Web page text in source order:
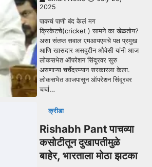
2025
पाकचं पाणी बंद केलं मग
क्रिकेटचे(cricket ) सामने का खेळतोय?
असा संतप्त सवाल एमआयएमचे पक्ष प्रमुख
आणि खासदार असदुद्दीन औवेसी यांनी आज
लोकसभेत ऑपरेशन सिंदूरवर सुरु
असणाऱ्या चर्चेदरम्यान सरकारला केला.
लोकसभेत आजपासून ऑपरेशन सिंदूरवर
चर्चा…
क्रीडा
Rishabh Pant पाचव्या
कसोटीतून दुखापतीमुळे
बाहेर, भारताला मोठा झटका